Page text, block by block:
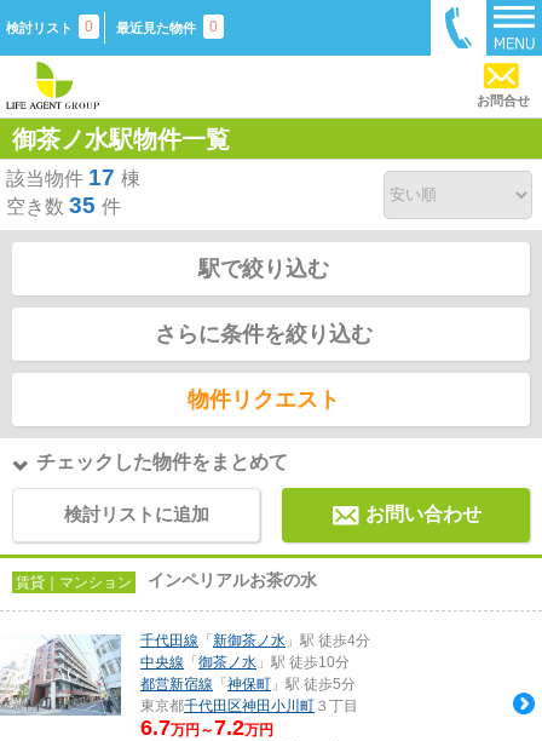
検討リスト 0 最近見た物件 0
お問合せ
御茶ノ水駅物件一覧
該当物件 17 棟
空き数 35 件
駅で絞り込む
さらに条件を絞り込む
物件リクエスト
チェックした物件をまとめて
検討リストに追加 お問い合わせ
賃貸｜マンション インペリアルお茶の水
千代田線 「 新御茶ノ水 」駅 徒歩4分
中央線 「 御茶ノ水 」駅 徒歩10分
都営新宿線 「 神保町 」駅 徒歩5分
東京都千代田区神田小川町 ３丁目
6.7万円～7.2万円